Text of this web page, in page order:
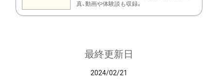
真、動画や体験談も収録。
最終更新日
2024/02/21